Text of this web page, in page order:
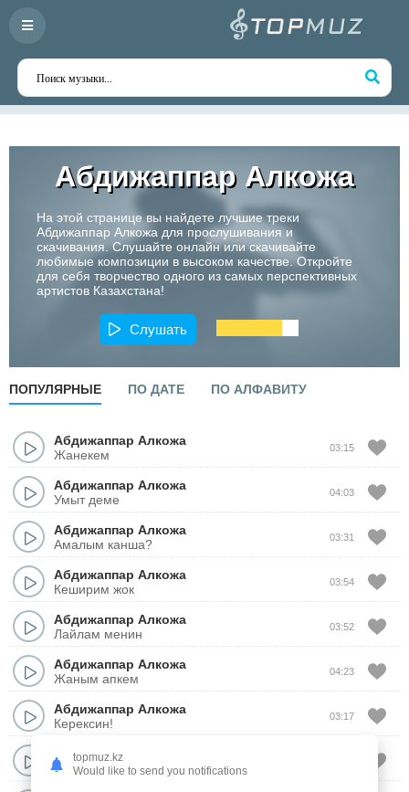
Абдижаппар Алкожа
На этой странице вы найдете лучшие треки
Абдижаппар Алкожа для прослушивания и
скачивания. Слушайте онлайн или скачивайте
любимые композиции в высоком качестве. Откройте
для себя творчество одного из самых перспективных
артистов Казахстана!
Слушать
ПОПУЛЯРНЫЕ ПО ДАТЕ ПО АЛФАВИТУ
Абдижаппар Алкожа
Жанекем
03:15
Абдижаппар Алкожа
Умыт деме
04:03
Абдижаппар Алкожа
Амалым канша?
03:31
Абдижаппар Алкожа
Кеширим жок
03:54
Абдижаппар Алкожа
Лайлам менин
03:52
Абдижаппар Алкожа
Жаным апкем
04:23
Абдижаппар Алкожа
Керексин!
03:17
Абдижаппар Алкожа
Махаббат | Muhabbat
topmuz.kz
Would like to send you notifications